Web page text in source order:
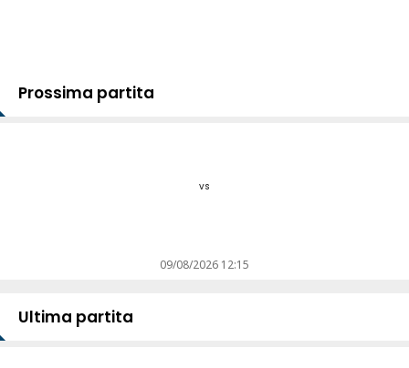
Prossima partita
vs
09/08/2026 12:15
Ultima partita